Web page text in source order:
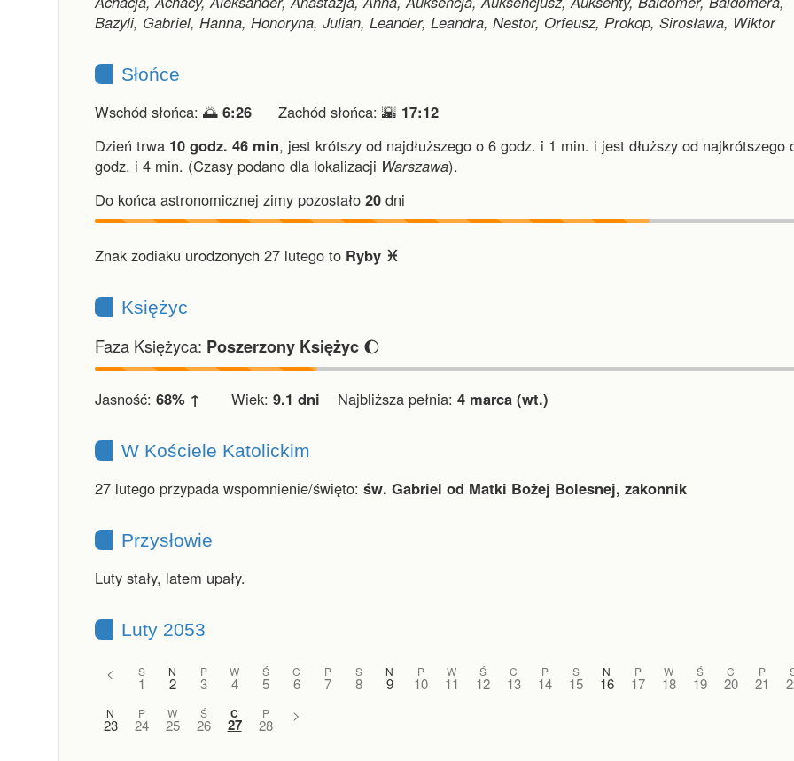
Bazyli, Gabriel, Hanna, Honoryna, Julian, Leander, Leandra, Nestor, Orfeusz, Prokop, Sirosława, Wiktor
Słońce
Wschód słońca: 🌅 6:26 Zachód słońca: 🌇 17:12
Dzień trwa 10 godz. 46 min, jest krótszy od najdłuższego o 6 godz. i 1 min. i jest dłuższy od najkrótszego
godz. i 4 min. (Czasy podano dla lokalizacji Warszawa).
Do końca astronomicznej zimy pozostało 20 dni
Znak zodiaku urodzonych 27 lutego to Ryby ♓︎
Księżyc
Faza Księżyca: Poszerzony Księżyc 🌔
Jasność: 68% ↑ Wiek: 9.1 dni Najbliższa pełnia: 4 marca (wt.)
W Kościele Katolickim
27 lutego przypada wspomnienie/święto: św. Gabriel od Matki Bożej Bolesnej, zakonnik
Przysłowie
Luty stały, latem upały.
Luty 2053
< S
1
N
2
P
3
W
4
Ś
5
C
6
P
7
S
8
N
9
P
10
W
11
Ś
12
C
13
P
14
S
15
N
16
P
17
W
18
Ś
19
C
20
P
21
N
23
P
24
W
25
Ś
26
C
27
P
28
>